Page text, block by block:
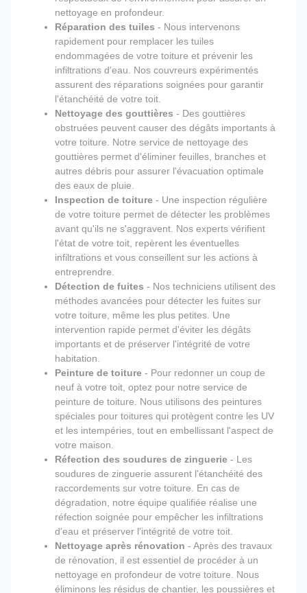
nettoyage en profondeur.
Réparation des tuiles - Nous intervenons
rapidement pour remplacer les tuiles
endommagées de votre toiture et prévenir les
infiltrations d'eau. Nos couvreurs expérimentés
assurent des réparations soignées pour garantir
l'étanchéité de votre toit.
Nettoyage des gouttières - Des gouttières
obstruées peuvent causer des dégâts importants à
votre toiture. Notre service de nettoyage des
gouttières permet d'éliminer feuilles, branches et
autres débris pour assurer l'évacuation optimale
des eaux de pluie.
Inspection de toiture - Une inspection régulière
de votre toiture permet de détecter les problèmes
avant qu'ils ne s'aggravent. Nos experts vérifient
l'état de votre toit, repèrent les éventuelles
infiltrations et vous conseillent sur les actions à
entreprendre.
Détection de fuites - Nos techniciens utilisent des
méthodes avancées pour détecter les fuites sur
votre toiture, même les plus petites. Une
intervention rapide permet d'éviter les dégâts
importants et de préserver l'intégrité de votre
habitation.
Peinture de toiture - Pour redonner un coup de
neuf à votre toit, optez pour notre service de
peinture de toiture. Nous utilisons des peintures
spéciales pour toitures qui protègent contre les UV
et les intempéries, tout en embellissant l'aspect de
votre maison.
Réfection des soudures de zinguerie - Les
soudures de zinguerie assurent l'étanchéité des
raccordements sur votre toiture. En cas de
dégradation, notre équipe qualifiée réalise une
réfection soignée pour empêcher les infiltrations
d'eau et préserver l'intégrité de votre toit.
Nettoyage après rénovation - Après des travaux
de rénovation, il est essentiel de procéder à un
nettoyage en profondeur de votre toiture. Nous
éliminons les résidus de chantier, les poussières et